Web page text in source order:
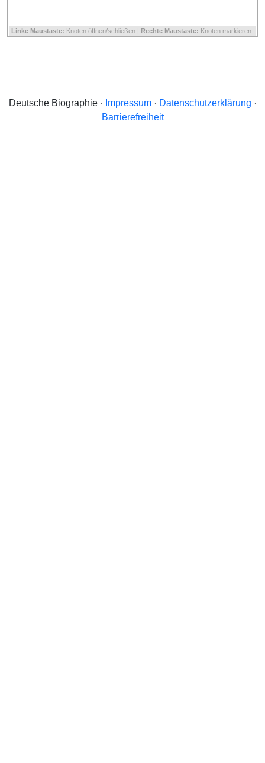
Linke Maustaste: Knoten öffnen/schließen | Rechte Maustaste: Knoten markieren
Deutsche Biographie · Impressum· Datenschutzerklärung ·
Barrierefreiheit